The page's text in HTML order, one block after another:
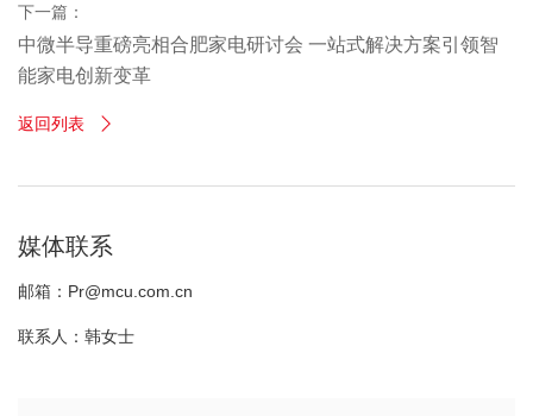
下一篇：
中微半导重磅亮相合肥家电研讨会 一站式解决方案引领智
能家电创新变革
返回列表 
媒体联系
邮箱：Pr@mcu.com.cn
联系人：韩女士